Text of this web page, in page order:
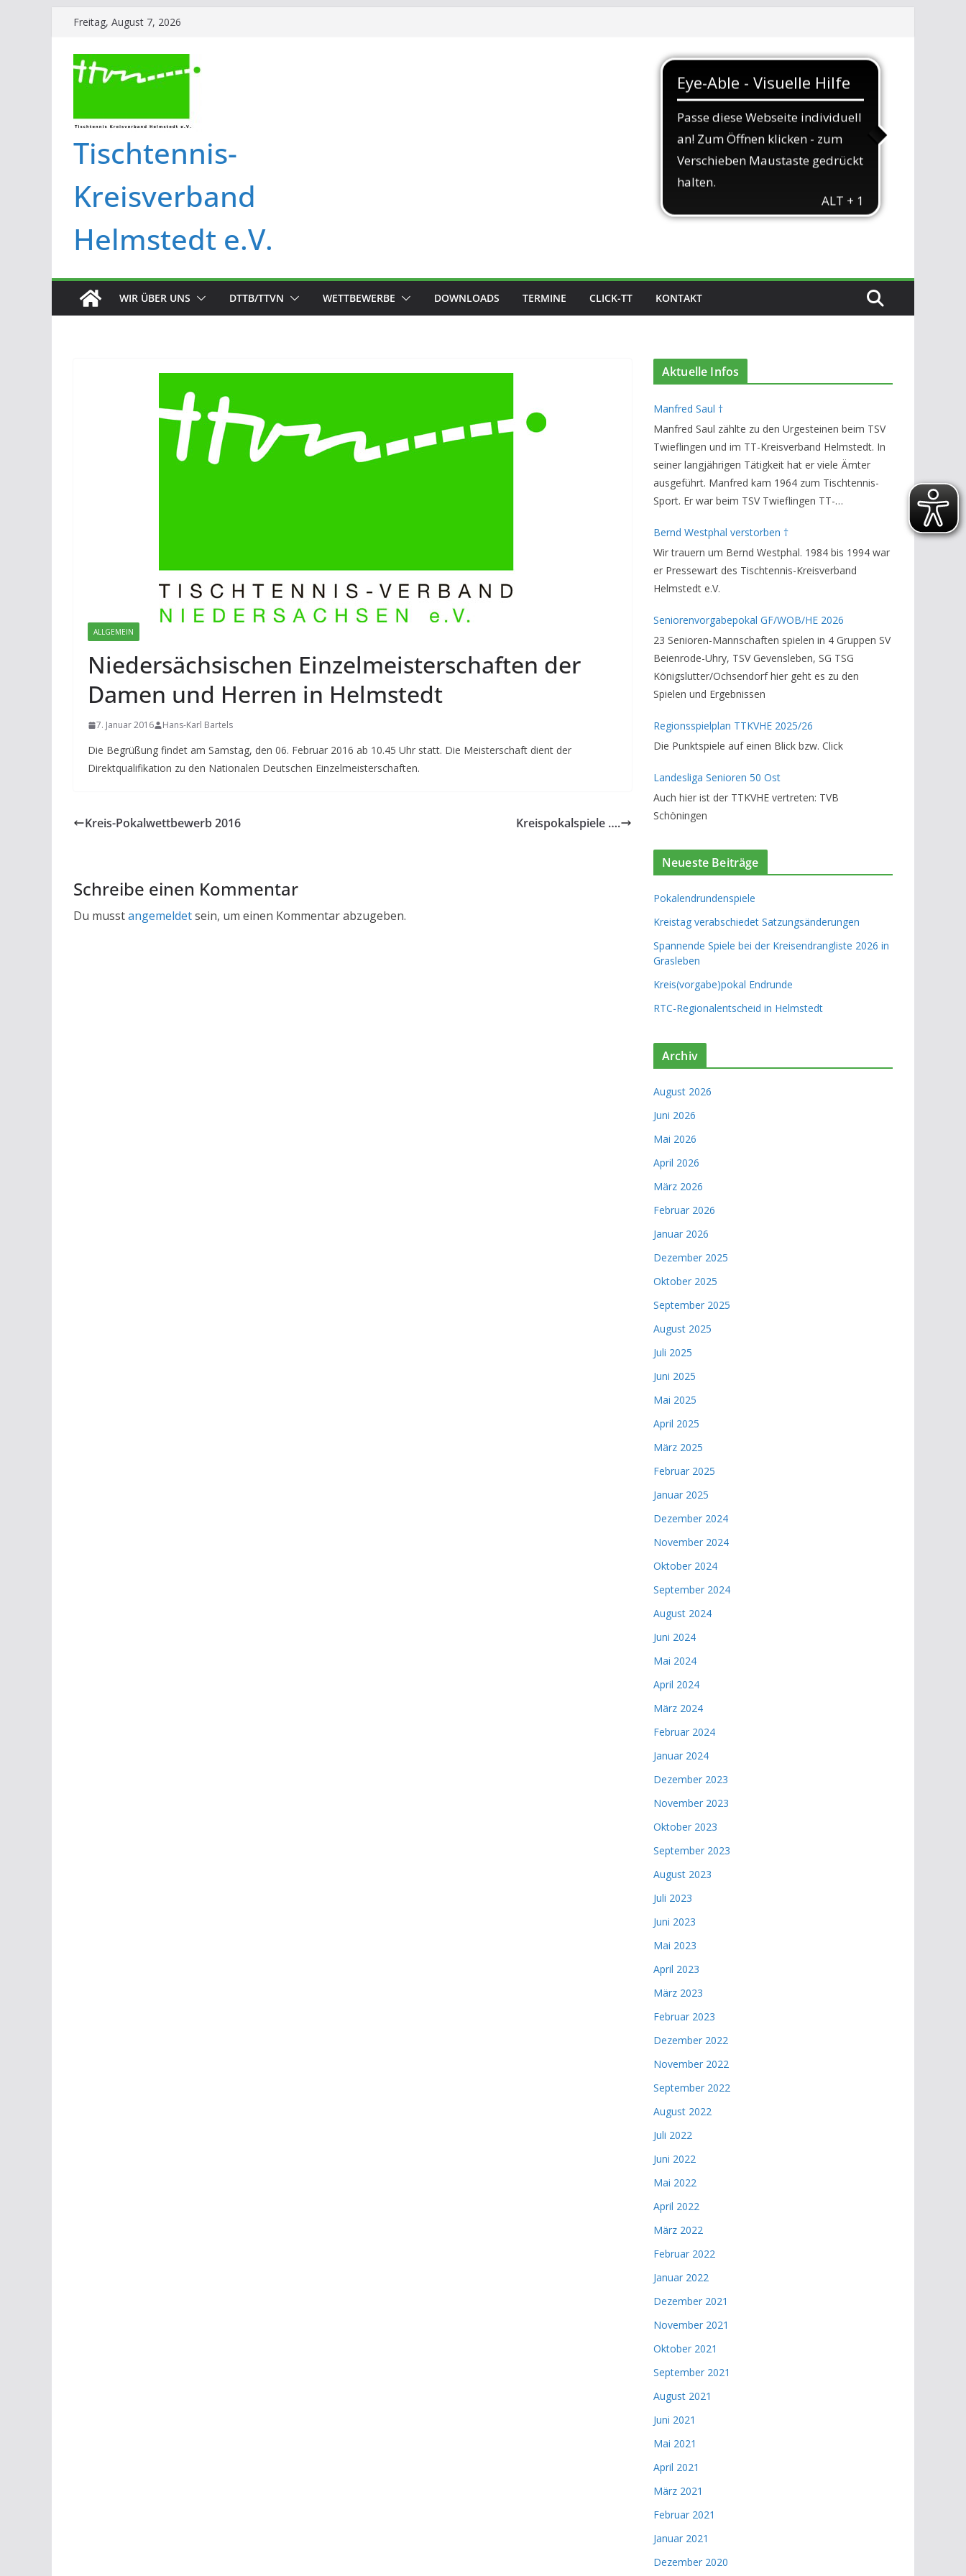
Freitag, August 7, 2026
Tischtennis-
Kreisverband
Helmstedt e.V.
WIR ÜBER UNS DTTB/TTVN WETTBEWERBE DOWNLOADS TERMINE CLICK-TT KONTAKT
ALLGEMEIN
Niedersächsischen Einzelmeisterschaften der
Damen und Herren in Helmstedt
7. Januar 2016 Hans-Karl Bartels
Die Begrüßung findet am Samstag, den 06. Februar 2016 ab 10.45 Uhr statt. Die Meisterschaft dient der
Direktqualifikation zu den Nationalen Deutschen Einzelmeisterschaften.
Kreis-Pokalwettbewerb 2016 Kreispokalspiele ….
Schreibe einen Kommentar
Du musstangemeldetsein, um einen Kommentar abzugeben.
Aktuelle Infos
Manfred Saul †
Manfred Saul zählte zu den Urgesteinen beim TSV
Twieflingen und im TT-Kreisverband Helmstedt. In
seiner langjährigen Tätigkeit hat er viele Ämter
ausgeführt. Manfred kam 1964 zum Tischtennis-
Sport. Er war beim TSV Twieflingen TT-
Bezirksverband Brauschweig und den TT-
Kreisverband Helmstedt unterstützte er als
Staffelleiter. Zuletzt war er Vorsitzender des
Rechtsausschusses im Kreisverband. Im stillen
Bernd Westphal verstorben †
Wir trauern um Bernd Westphal. 1984 bis 1994 war
er Pressewart des Tischtennis-Kreisverband
Helmstedt e.V.
Seniorenvorgabepokal GF/WOB/HE 2026
23 Senioren-Mannschaften spielen in 4 Gruppen SV
Beienrode-Uhry, TSV Gevensleben, SG TSG
Königslutter/Ochsendorf hier geht es zu den
Spielen und Ergebnissen
Regionsspielplan TTKVHE 2025/26
Die Punktspiele auf einen Blick bzw. Click
Landesliga Senioren 50 Ost
Auch hier ist der TTKVHE vertreten: TVB
Schöningen
Neueste Beiträge
Pokalendrundenspiele
Kreistag verabschiedet Satzungsänderungen
Spannende Spiele bei der Kreisendrangliste 2026 in
Grasleben
Kreis(vorgabe)pokal Endrunde
RTC-Regionalentscheid in Helmstedt
Archiv
August 2026
Juni 2026
Mai 2026
April 2026
März 2026
Februar 2026
Januar 2026
Dezember 2025
Oktober 2025
September 2025
August 2025
Juli 2025
Juni 2025
Mai 2025
April 2025
März 2025
Februar 2025
Januar 2025
Dezember 2024
November 2024
Oktober 2024
September 2024
August 2024
Juni 2024
Mai 2024
April 2024
März 2024
Februar 2024
Januar 2024
Dezember 2023
November 2023
Oktober 2023
September 2023
August 2023
Juli 2023
Juni 2023
Mai 2023
April 2023
März 2023
Februar 2023
Dezember 2022
November 2022
September 2022
August 2022
Juli 2022
Juni 2022
Mai 2022
April 2022
März 2022
Februar 2022
Januar 2022
Dezember 2021
November 2021
Oktober 2021
September 2021
August 2021
Juni 2021
Mai 2021
April 2021
März 2021
Februar 2021
Januar 2021
Dezember 2020